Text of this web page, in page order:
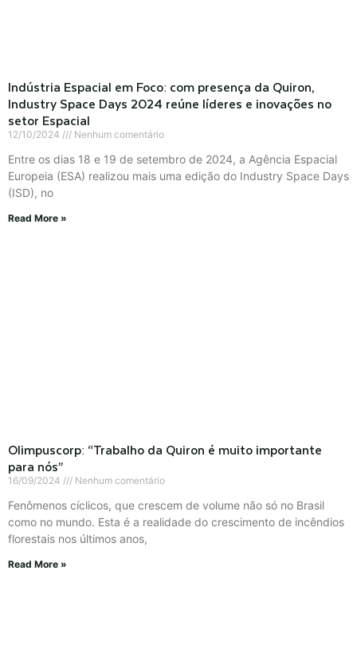
Indústria Espacial em Foco: com presença da Quiron,
Industry Space Days 2024 reúne líderes e inovações no
setor Espacial
12/10/2024 Nenhum comentário
Entre os dias 18 e 19 de setembro de 2024, a Agência Espacial
Europeia (ESA) realizou mais uma edição do Industry Space Days
(ISD), no
Read More »
Olimpuscorp: “Trabalho da Quiron é muito importante
para nós”
16/09/2024 Nenhum comentário
Fenômenos cíclicos, que crescem de volume não só no Brasil
como no mundo. Esta é a realidade do crescimento de incêndios
florestais nos últimos anos,
Read More »